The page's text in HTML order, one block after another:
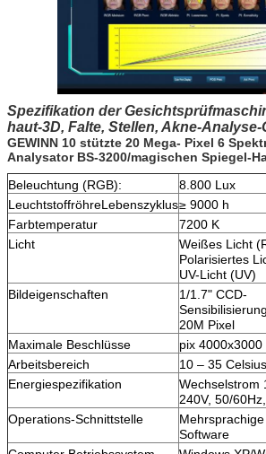
Spezifikation der
haut-3D, Falte, Stellen, Akne-Analyse-
GEWINN 10 stützte 20 Mega- Pixel 6
Analysator BS-3200/magischen Spiegel-
Beleuchtung (RGB):
8.800 Lux
LeuchtstoffröhreLebenszyklus≥ 9000 h
Farbtemperatur
7200 K
Licht
Weißes Licht
Polarisiertes
UV-Licht (UV)
Bildeigenschaften
1/1.7" CCD-
20M Pixel
Maximale Beschlüsse
pix 4000x3000
Arbeitsbereich
10 – 35
Energiespezifikation
Wechselstrom
240V, 50/
Operations-Schnittstelle
Mehrsprachige
Software